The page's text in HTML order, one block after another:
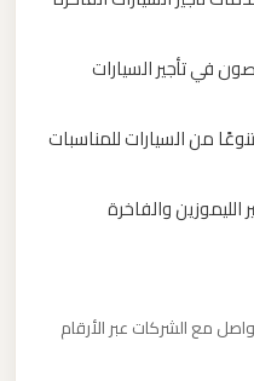
في تأجير السيارات
من السيارات للمناسبات
والفاخرة
مع الشركات عبر الأرقام